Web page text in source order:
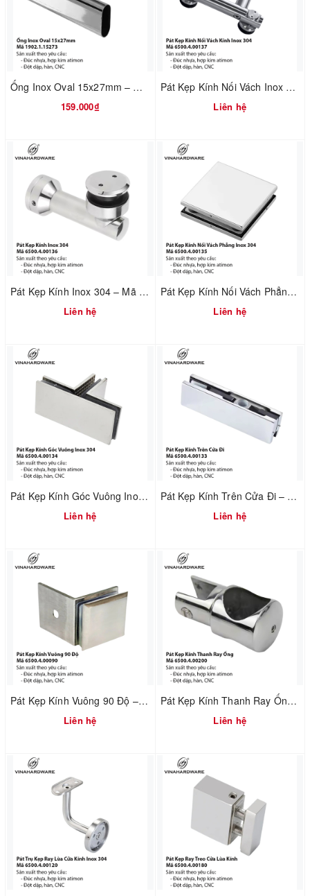
Ống Inox Oval 15x27mm – Mã 1902.1.15273
159.000₫
Pát Kẹp Kính Nối Vách Inox 304 – Mã 6500.4.00137
Liên hệ
Pát Kẹp Kính Inox 304 – Mã 6500.4.00136
Liên hệ
Pát Kẹp Kính Nối Vách Phẳng Inox 304 – Mã 6500.4.00135
Liên hệ
Pát Kẹp Kính Góc Vuông Inox 304 – Mã 6500.4.00134
Liên hệ
Pát Kẹp Kính Trên Cửa Đi – Mã 6500.4.00133
Liên hệ
Pát Kẹp Kính Vuông 90 Độ – Mã 6500.4.00090
Liên hệ
Pát Kẹp Kính Thanh Ray Ống Inox 304 – Mã 6500.4.00200
Liên hệ